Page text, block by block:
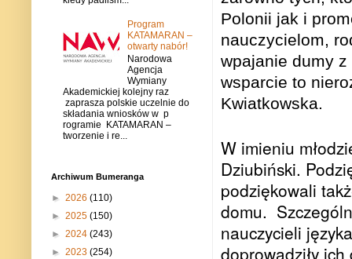
Polonii jak i
nauczycielom,
wpajanie dumy
wsparcie to
Kwiatkowska.
W imieniu
Dziubiński.
podziękowali
domu.
nauczycieli
doprowadziły
Program
KATAMARAN –
otwarty nabór!
Narodowa
Agencja
Wymiany
Akademickiej kolejny raz
zaprasza polskie uczelnie do
składania wniosków w p
rogramie KATAMARAN –
tworzenie i re...
Archiwum Bumeranga
► 2026 (110)
► 2025 (150)
► 2024 (243)
► 2023 (254)